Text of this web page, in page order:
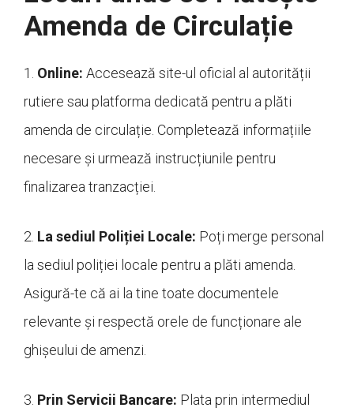
Amenda de Circulație
1. Online: Accesează site-ul oficial al autorității
rutiere sau platforma dedicată pentru a plăti
amenda de circulație. Completează informațiile
necesare și urmează instrucțiunile pentru
finalizarea tranzacției.
2. La sediul Poliției Locale: Poți merge personal
la sediul poliției locale pentru a plăti amenda.
Asigură-te că ai la tine toate documentele
relevante și respectă orele de funcționare ale
ghișeului de amenzi.
3. Prin Servicii Bancare: Plata prin intermediul